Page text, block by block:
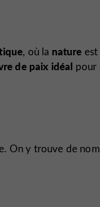
, où la nature
de paix idéal pour
On y trouve de